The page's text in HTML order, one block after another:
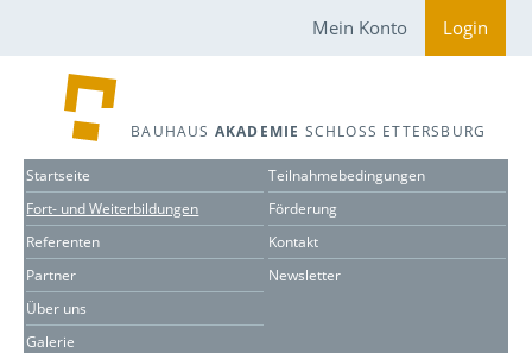
Mein Konto Login
BAUHAUS AKADEMIE SCHLOSS ETTERSBURG
Startseite
Fort- und Weiterbildungen
Referenten
Partner
Über uns
Galerie
Teilnahmebedingungen
Förderung
Kontakt
Newsletter